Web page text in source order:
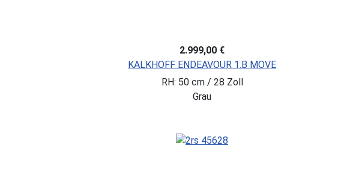
2.999,00 €
KALKHOFF ENDEAVOUR 1.B MOVE
RH: 50 cm / 28 Zoll
Grau